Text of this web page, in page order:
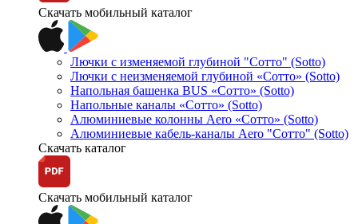
Скачать мобильный каталог
Лючки с изменяемой глубиной "Сотто" (Sotto)
Лючки с неизменяемой глубиной «Сотто» (Sotto)
Напольная башенка BUS «Сотто» (Sotto)
Напольные каналы «Сотто» (Sotto)
Алюминиевые колонны Aero «Сотто» (Sotto)
Алюминиевые кабель-каналы Aero "Сотто" (Sotto)
Скачать каталог
Скачать мобильный каталог